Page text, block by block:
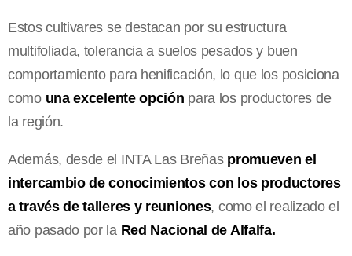
Estos cultivares se destacan por su estructura
multifoliada, tolerancia a suelos pesados y buen
comportamiento para henificación, lo que los posiciona
como una excelente opción para los productores de
la región.
Además, desde el INTA Las Breñas promueven el
intercambio de conocimientos con los productores
a través de talleres y reuniones, como el realizado el
año pasado por la Red Nacional de Alfalfa.